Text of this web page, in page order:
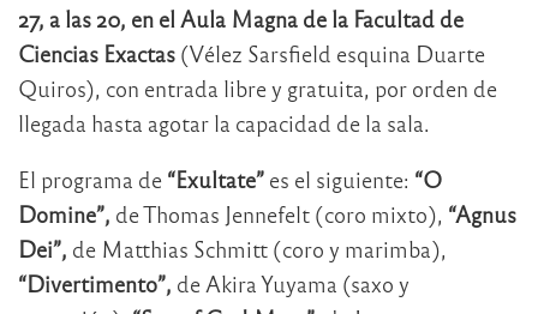
27, a las 20, en el Aula Magna de la Facultad de
Ciencias Exactas (Vélez Sarsfield esquina Duarte
Quiros), con entrada libre y gratuita, por orden de
llegada hasta agotar la capacidad de la sala.
El programa de “Exultate” es el siguiente: “O
Domine”, de Thomas Jennefelt (coro mixto), “Agnus
Dei”, de Matthias Schmitt (coro y marimba),
“Divertimento”, de Akira Yuyama (saxo y